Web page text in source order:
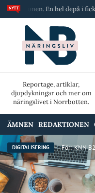
En hel depå i fickan med
Reportage, artiklar,
djupdykningar och mer om
näringslivet i Norrbotten.
ÄMNEN REDAKTIONEN
DIGITALISERING För: KNN